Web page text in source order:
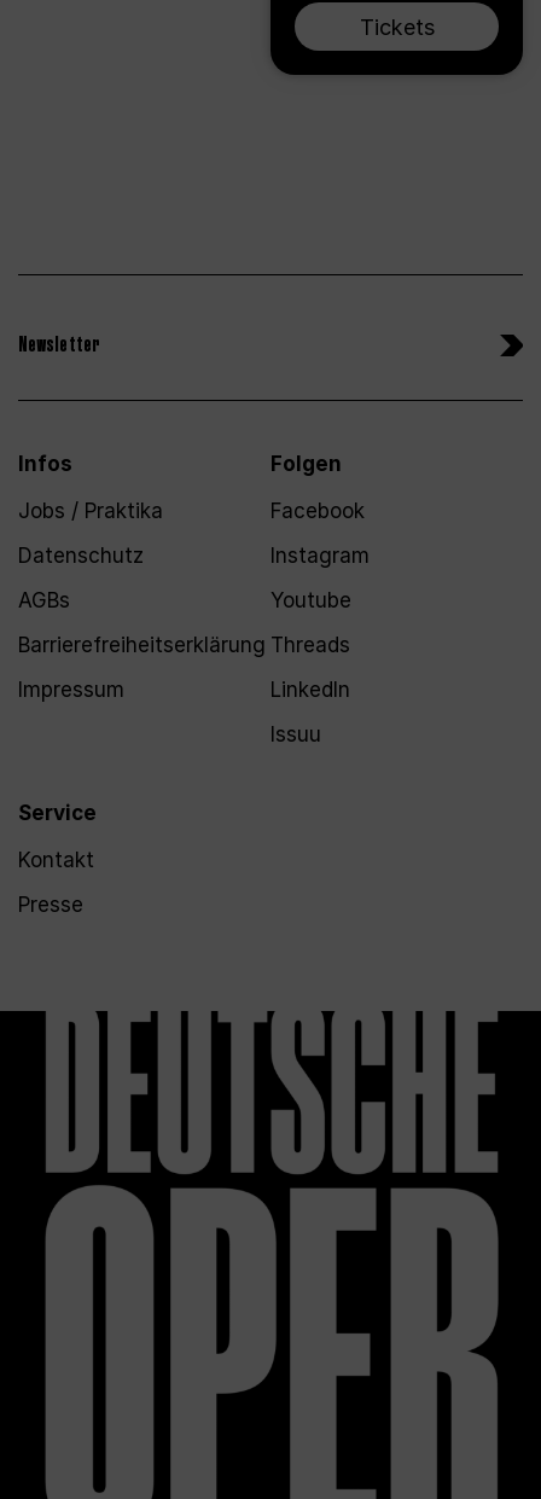
Tickets
Newsletter
Infos
Jobs / Praktika
Datenschutz
AGBs
Barrierefreiheitserklärung
Impressum
Service
Kontakt
Presse
Folgen
Facebook
Instagram
Youtube
Threads
LinkedIn
Issuu